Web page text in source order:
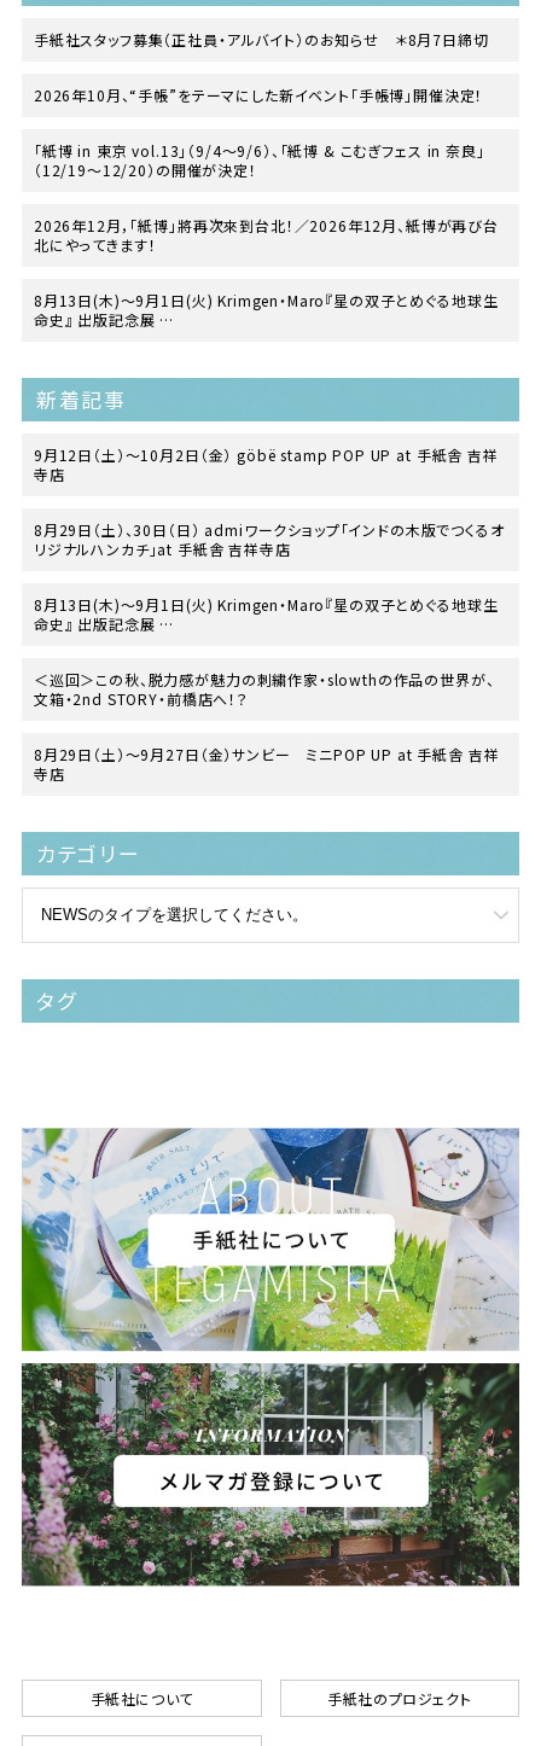
手紙社スタッフ募集（正社員・アルバイト）のお知らせ ＊8月7日締切
2026年10月、“手帳”をテーマにした新イベント「手帳博」開催決定！
「紙博 in 東京 vol.13」（9/4〜9/6）、「紙博 & こむぎフェス in 奈良」
（12/19〜12/20）の開催が決定！
2026年12月，「紙博」將再次來到台北！／2026年12月、紙博が再び台
北にやってきます！
8月13日(木)〜9月1日(火) Krimgen・Maro『星の双子とめぐる地球生
命史』 出版記念展
新着記事
9月12日（土）〜10月2日（金） göbë stamp POP UP at 手紙舎 吉祥
寺店
8月29日（土）、30日（日） admiワークショップ「インドの木版でつくるオ
リジナルハンカチ」at 手紙舎 吉祥寺店
8月13日(木)〜9月1日(火) Krimgen・Maro『星の双子とめぐる地球生
命史』 出版記念展
＜巡回＞この秋、脱力感が魅力の刺繍作家・slowthの作品の世界が、
文箱・2nd STORY・前橋店へ！？
8月29日（土）〜9月27日（金）サンビー ミニPOP UP at 手紙舎 吉祥
寺店
カテゴリー
タグ
手紙社について 手紙社のプロジェクト